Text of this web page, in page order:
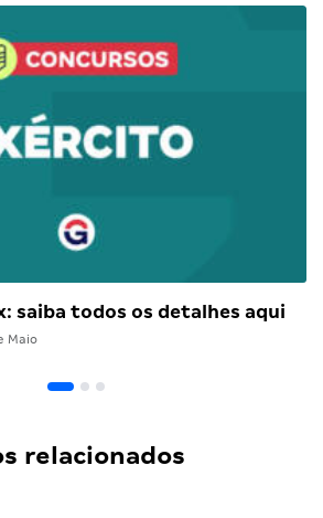
saiba todos os detalhes aqui
Maio
relacionados